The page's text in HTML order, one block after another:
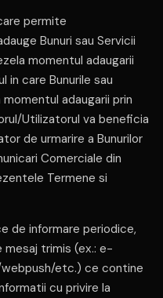
permite
Bunuri sau Servicii
momentul adaugarii
in care Bunurile sau
adaugarii prin
Utilizatorul va beneficia
de urmarire a Bunurilor
Comerciale din
Termene si
de informare periodice,
trimis (ex.: e-
etc.) ce contine
cu privire la